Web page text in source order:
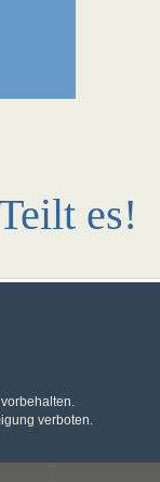
es!
verboten.